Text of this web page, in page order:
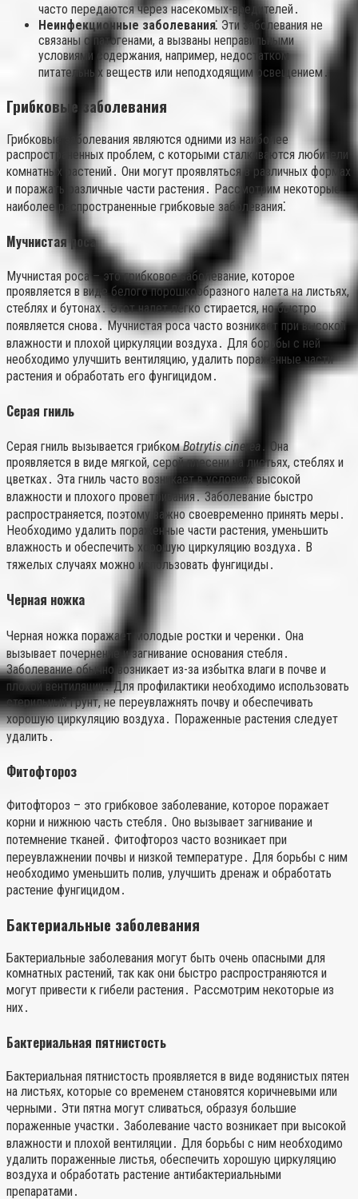
часто передаются через насекомых-вредителей․
Неинфекционные заболевания⁚ Эти заболевания не
связаны с патогенами, а вызваны неправильными
условиями содержания, например, недостатком
питательных веществ или неподходящим освещением․
Грибковые заболевания
Грибковые заболевания являются одними из наиболее
распространенных проблем, с которыми сталкиваются любители
комнатных растений․ Они могут проявляться в различных формах
и поражать различные части растения․ Рассмотрим некоторые
наиболее распространенные грибковые заболевания⁚
Мучнистая роса
Мучнистая роса – это грибковое заболевание, которое
проявляется в виде белого порошкообразного налета на листьях,
стеблях и бутонах․ Этот налет легко стирается, но быстро
появляется снова․ Мучнистая роса часто возникает при высокой
влажности и плохой циркуляции воздуха․ Для борьбы с ней
необходимо улучшить вентиляцию, удалить пораженные части
растения и обработать его фунгицидом․
Серая гниль
Серая гниль вызывается грибкомBotrytis cinerea ․ Она
проявляется в виде мягкой, серой плесени на листьях, стеблях и
цветках․ Эта гниль часто возникает в условиях высокой
влажности и плохого проветривания․ Заболевание быстро
распространяется, поэтому важно своевременно принять меры․
Необходимо удалить пораженные части растения, уменьшить
влажность и обеспечить хорошую циркуляцию воздуха․ В
тяжелых случаях можно использовать фунгициды․
Черная ножка
Черная ножка поражает молодые ростки и черенки․ Она
вызывает почернение и загнивание основания стебля․
Заболевание обычно возникает из-за избытка влаги в почве и
плохой вентиляции․ Для профилактики необходимо использовать
стерильный грунт, не переувлажнять почву и обеспечивать
хорошую циркуляцию воздуха․ Пораженные растения следует
удалить․
Фитофтороз
Фитофтороз – это грибковое заболевание, которое поражает
корни и нижнюю часть стебля․ Оно вызывает загнивание и
потемнение тканей․ Фитофтороз часто возникает при
переувлажнении почвы и низкой температуре․ Для борьбы с ним
необходимо уменьшить полив, улучшить дренаж и обработать
растение фунгицидом․
Бактериальные заболевания
Бактериальные заболевания могут быть очень опасными для
комнатных растений, так как они быстро распространяются и
могут привести к гибели растения․ Рассмотрим некоторые из
них․
Бактериальная пятнистость
Бактериальная пятнистость проявляется в виде водянистых пятен
на листьях, которые со временем становятся коричневыми или
черными․ Эти пятна могут сливаться, образуя большие
пораженные участки․ Заболевание часто возникает при высокой
влажности и плохой вентиляции․ Для борьбы с ним необходимо
удалить пораженные листья, обеспечить хорошую циркуляцию
воздуха и обработать растение антибактериальными
препаратами․